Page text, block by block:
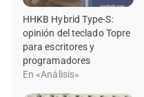
HHKB Hybrid Type-S:
opinión del teclado Topre
para escritores y
programadores
En «Análisis»